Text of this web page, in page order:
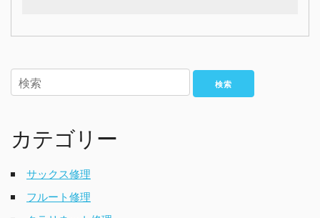
検索
カテゴリー
サックス修理
フルート修理